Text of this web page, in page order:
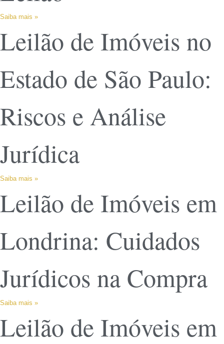
Saiba mais »
Leilão de Imóveis no
Estado de São Paulo:
Riscos e Análise
Jurídica
Saiba mais »
Leilão de Imóveis em
Londrina: Cuidados
Jurídicos na Compra
Saiba mais »
Leilão de Imóveis em